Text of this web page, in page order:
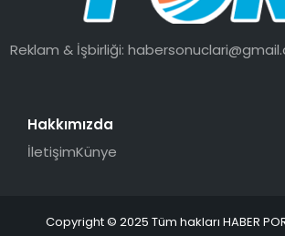
Reklam & İşbirliği:
Hakkımızda
İletişimKünye
Copyright © 2025 Tüm hakları HABER